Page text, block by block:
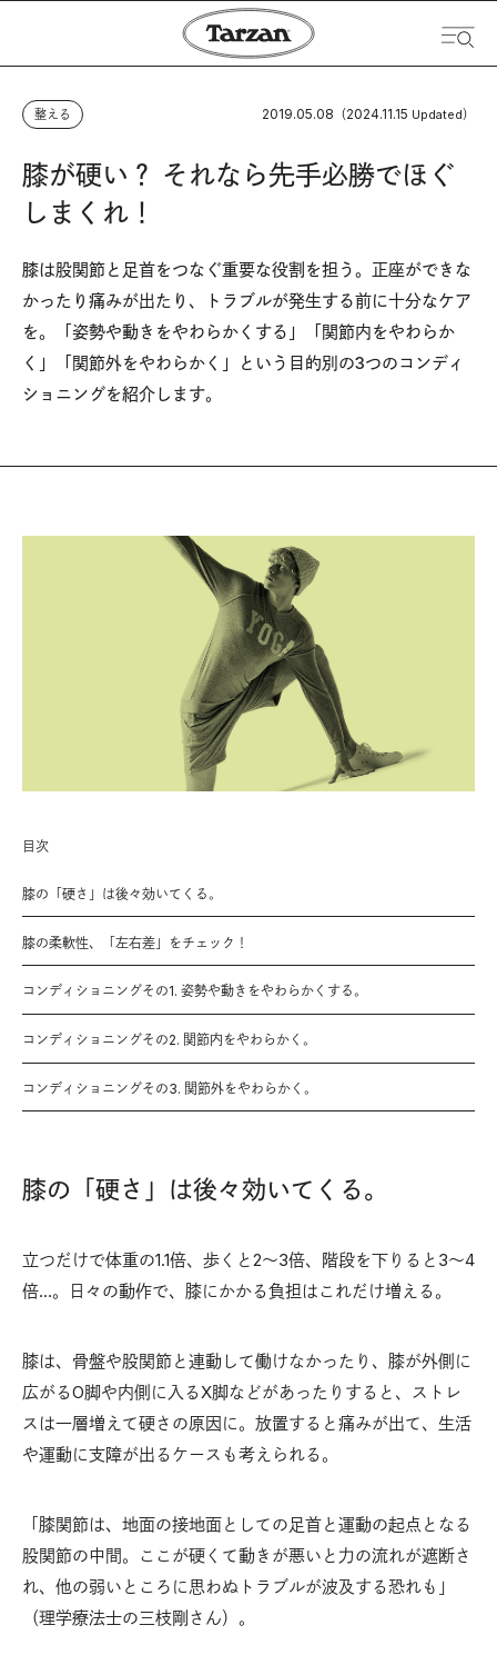
整える 2019.05.08 （2024.11.15 Updated）
膝が硬い？ それなら先手必勝でほぐ
しまくれ！
膝は股関節と足首をつなぐ重要な役割を担う。正座ができな
かったり痛みが出たり、トラブルが発生する前に十分なケア
を。「姿勢や動きをやわらかくする」「関節内をやわらか
く」「関節外をやわらかく」という目的別の3つのコンディ
ショニングを紹介します。
目次
膝の「硬さ」は後々効いてくる。
膝の柔軟性、「左右差」をチェック！
コンディショニングその1. 姿勢や動きをやわらかくする。
コンディショニングその2. 関節内をやわらかく。
コンディショニングその3. 関節外をやわらかく。
膝の「硬さ」は後々効いてくる。
立つだけで体重の1.1倍、歩くと2〜3倍、階段を下りると3〜4
倍…。日々の動作で、膝にかかる負担はこれだけ増える。
膝は、骨盤や股関節と連動して働けなかったり、膝が外側に
広がるO脚や内側に入るX脚などがあったりすると、ストレ
スは一層増えて硬さの原因に。放置すると痛みが出て、生活
や運動に支障が出るケースも考えられる。
「膝関節は、地面の接地面としての足首と運動の起点となる
股関節の中間。ここが硬くて動きが悪いと力の流れが遮断さ
れ、他の弱いところに思わぬトラブルが波及する恐れも」
（理学療法士の三枝剛さん）。